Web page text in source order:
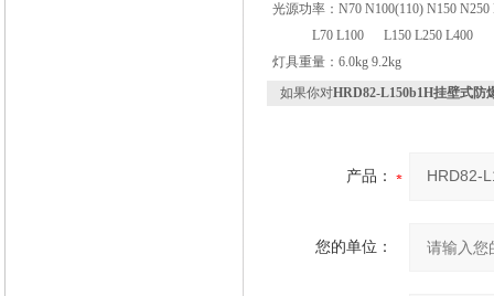
光源功率：N70 N100(110) N150 N250
L70 L100 L150 L250 L400
灯具重量：6.0kg 9.2kg
如果你对HRD82-L150b1H挂壁式防
产品：
您的单位：